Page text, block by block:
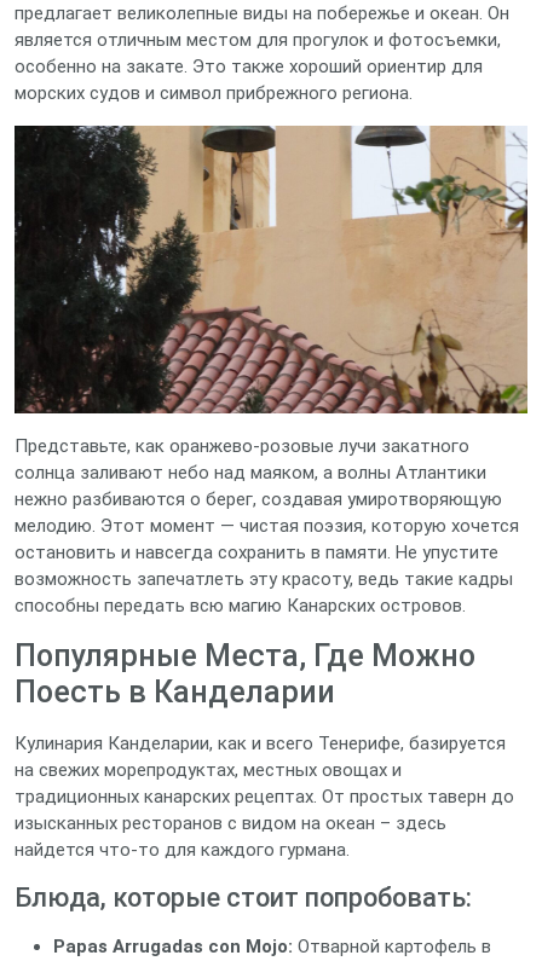
предлагает великолепные виды на побережье и океан. Он
является отличным местом для прогулок и фотосъемки,
особенно на закате. Это также хороший ориентир для
морских судов и символ прибрежного региона.
Представьте, как оранжево-розовые лучи закатного
солнца заливают небо над маяком, а волны Атлантики
нежно разбиваются о берег, создавая умиротворяющую
мелодию. Этот момент — чистая поэзия, которую хочется
остановить и навсегда сохранить в памяти. Не упустите
возможность запечатлеть эту красоту, ведь такие кадры
способны передать всю магию Канарских островов.
Популярные Места, Где Можно
Поесть в Канделарии
Кулинария Канделарии, как и всего Тенерифе, базируется
на свежих морепродуктах, местных овощах и
традиционных канарских рецептах. От простых таверн до
изысканных ресторанов с видом на океан – здесь
найдется что-то для каждого гурмана.
Блюда, которые стоит попробовать:
Papas Arrugadas con Mojo: Отварной картофель в